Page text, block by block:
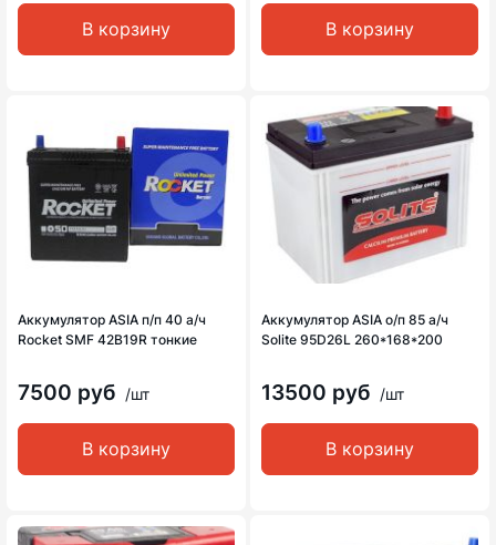
В корзину В корзину
Аккумулятор ASIA п/п 40 а/ч
Rocket SMF 42B19R тонкие
7500 руб /шт
В корзину
Аккумулятор ASIA о/п 85 а/ч
Solite 95D26L 260*168*200
13500 руб /шт
В корзину